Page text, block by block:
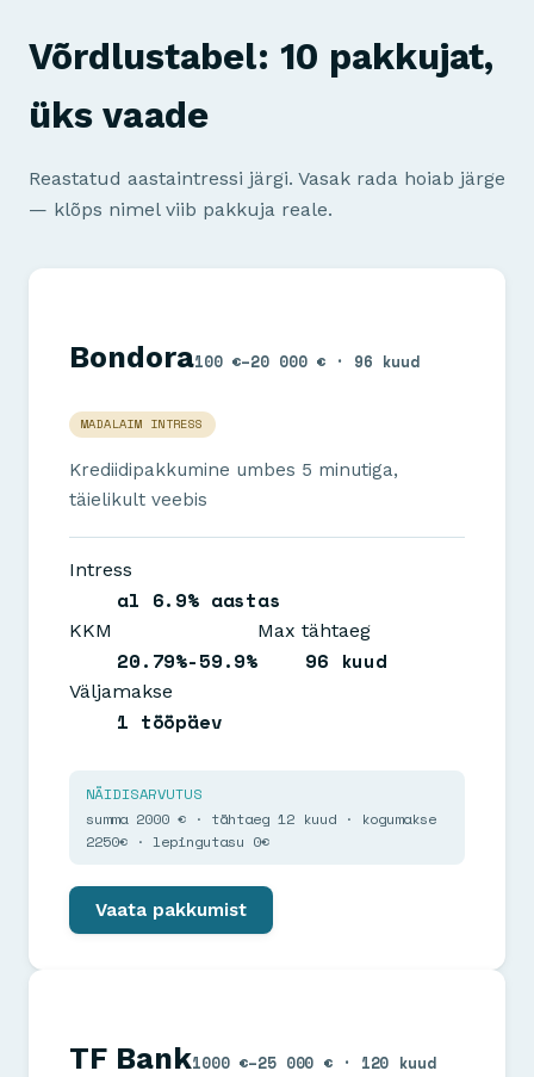
Võrdlustabel: 10 pakkujat,
üks vaade
Reastatud aastaintressi järgi. Vasak rada hoiab järge
— klõps nimel viib pakkuja reale.
Bondora100 €–20 000 € · 96 kuud
MADALAIM INTRESS
Krediidipakkumine umbes 5 minutiga,
täielikult veebis
Intress
al 6.9% aastas
KKM
20.79%-59.9%
Max tähtaeg
96 kuud
Väljamakse
1 tööpäev
NÄIDISARVUTUS
summa 2000 € · tähtaeg 12 kuud · kogumakse
2250€ · lepingutasu 0€
Vaata pakkumist
TF Bank1000 €–25 000 € · 120 kuud